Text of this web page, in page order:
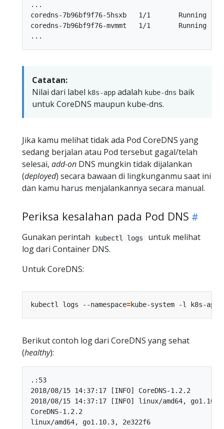
...
coredns-7b96bf9f76-5hsxb   1/1       Running
coredns-7b96bf9f76-mvmmt   1/1
Catatan:
Nilai dari label k8s-app adalah kube-dns baik
untuk CoreDNS maupun kube-dns.
Jika kamu melihat tidak ada Pod CoreDNS yang
sedang berjalan atau Pod tersebut gagal/telah
selesai, add-on DNS mungkin tidak dijalankan
(deployed) secara bawaan di lingkunganmu saat ini
dan kamu harus menjalankannya secara manual.
Periksa kesalahan pada Pod DNS
Gunakan perintah kubectl logs
untuk melihat
log dari Container DNS.
Untuk CoreDNS:
kubectl logs --namespace=kube-system -l k8s-app
Berikut contoh log dari CoreDNS yang sehat
(healthy):
.:53
2018/08/15 14:37:17 [INFO] CoreDNS-1.2.2
2018/08/15 14:37:17 [INFO] linux/amd64,
CoreDNS-1.2.2
linux/amd64, go1.10.3, 2e322f6